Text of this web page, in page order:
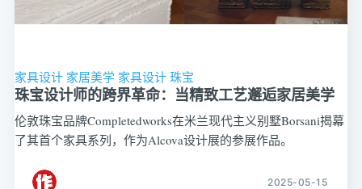
家具设计 家居美学 家具设计 珠宝
珠宝设计师的跨界革命：当精致工艺邂逅家居美学
伦敦珠宝品牌Completedworks在米兰现代主义别墅Borsani揭幕
了其首个家具系列，作为Alcova设计展的参展作品。
2025-05-15